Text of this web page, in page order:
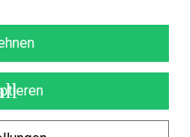
im
Bereich zu
für deine